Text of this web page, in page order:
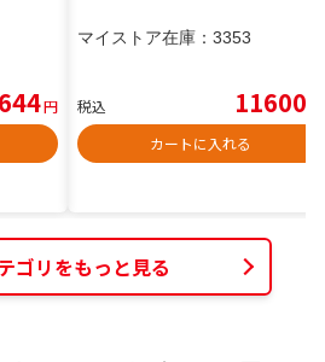
円
マイストア在庫： 3353
税込 11600
カートに入れる
ゴリをもっと見る